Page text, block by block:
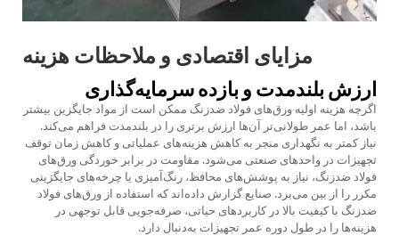
مزایای اقتصادی و ملاحظات هزینه
ارزش بلندمدت و بازده سرمایه‌گذاری
اگرچه هزینه اولیه ورق‌های فولاد ضدزنگ ممکن است از مواد جایگزین بیشتر
باشد، اما عمر طولانی‌تر آن‌ها ارزش برتری را در بلندمدت فراهم می‌کند.
نیاز کمتر به نگهداری منجر به کاهش هزینه‌های عملیاتی و کاهش زمان توقف
تجهیزات در واحدهای صنعتی می‌شود. مقاومت در برابر خوردگی ورق‌های
فولاد ضدزنگ، نیاز به پوشش‌های محافظ، رنگ‌آمیزی یا چرخه‌های جایگزینی
مکرر را از بین می‌برد. صنایع گزارش داده‌اند که استفاده از ورق‌های فولاد
ضدزنگ با کیفیت بالا در کاربردهای حیاتی، صرفه‌جویی قابل توجهی در
هزینه‌ها را در طول دوره عمر تجهیزات به‌دنبال دارد.